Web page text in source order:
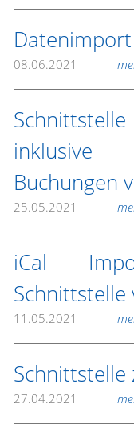
08.06.2021
inklusive
Buchungen
25.05.2021
iCal
11.05.2021
Schnittstelle
27.04.2021